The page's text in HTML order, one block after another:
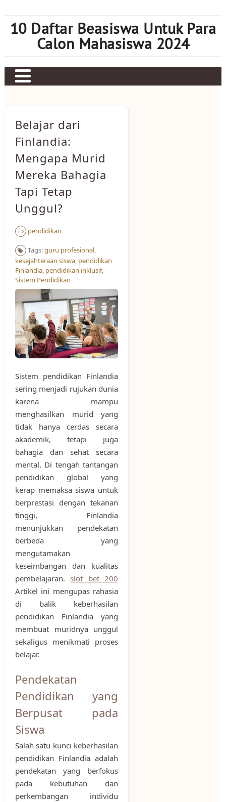
content
10 Daftar Beasiswa Untuk Para
Calon Mahasiswa 2024
Judi bola
Mahjong Ways 2
Slot Kamboja
Slot Thailand
Belajar dari
Finlandia:
Mengapa Murid
Mereka Bahagia
Tapi Tetap
Unggul?
pendidikan
Tags:guru profesional,
kesejahteraan siswa, pendidikan
Finlandia, pendidikan inklusif,
Sistem Pendidikan
Sistem pendidikan Finlandia
sering menjadi rujukan dunia
karena mampu
menghasilkan murid yang
tidak hanya cerdas secara
akademik, tetapi juga
bahagia dan sehat secara
mental. Di tengah tantangan
pendidikan global yang
kerap memaksa siswa untuk
berprestasi dengan tekanan
tinggi, Finlandia
menunjukkan pendekatan
berbeda yang
mengutamakan
keseimbangan dan kualitas
pembelajaran. slot bet 200
Artikel ini mengupas rahasia
di balik keberhasilan
pendidikan Finlandia yang
membuat muridnya unggul
sekaligus menikmati proses
belajar.
Pendekatan
Pendidikan yang
Berpusat pada
Siswa
Salah satu kunci keberhasilan
pendidikan Finlandia adalah
pendekatan yang berfokus
pada kebutuhan dan
perkembangan individu